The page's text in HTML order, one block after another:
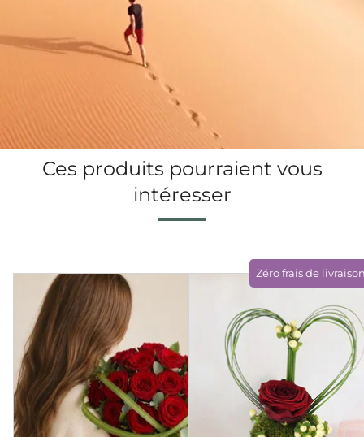
Ces produits pourraient vous
intéresser
Zéro frais de